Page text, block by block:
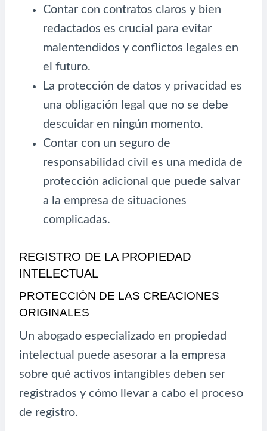
Contar con contratos claros y bien
redactados es crucial para evitar
malentendidos y conflictos legales en
el futuro.
La protección de datos y privacidad es
una obligación legal que no se debe
descuidar en ningún momento.
Contar con un seguro de
responsabilidad civil es una medida de
protección adicional que puede salvar
a la empresa de situaciones
complicadas.
REGISTRO DE LA PROPIEDAD
INTELECTUAL
PROTECCIÓN DE LAS CREACIONES
ORIGINALES
Un abogado especializado en propiedad
intelectual puede asesorar a la empresa
sobre qué activos intangibles deben ser
registrados y cómo llevar a cabo el proceso
de registro.